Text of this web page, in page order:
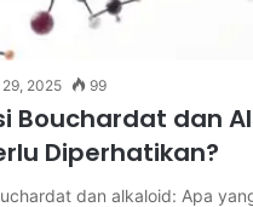
2025 99
Bouchardat dan
Diperhatikan?
dan alkaloid: Apa